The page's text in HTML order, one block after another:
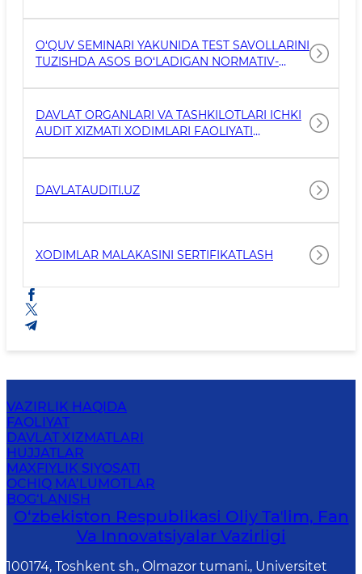
O‘QUV SEMINARI YAKUNIDA TEST SAVOLLARINI
TUZISHDA ASOS BO‘LADIGAN NORMATIV-
DAVLAT ORGANLARI VA TASHKILOTLARI ICHKI
AUDIT XIZMATI XODIMLARI FAOLIYATI
DAVLATAUDITI.UZ
XODIMLAR MALAKASINI SERTIFIKATLASH
VAZIRLIK HAQIDA
FAOLIYAT
DAVLAT XIZMATLARI
HUJJATLAR
MAXFIYLIK SIYOSATI
OCHIQ MA’LUMOTLAR
BOG‘LANISH
O‘zbekiston Respublikasi Oliy Taʼlim, Fan
Va Innovatsiyalar Vazirligi
100174, Toshkent sh., Olmazor tumani., Universitet